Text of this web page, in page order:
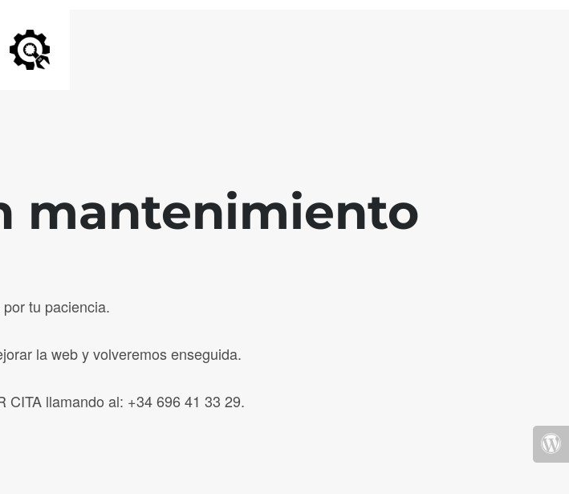
mantenimiento
tu paciencia.
la web y volveremos enseguida.
CITA llamando al: +34 696 41 33 29.